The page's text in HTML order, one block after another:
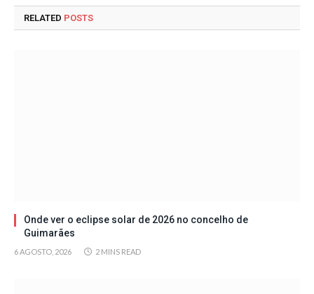
RELATED POSTS
Onde ver o eclipse solar de 2026 no concelho de
Guimarães
6 AGOSTO, 2026 2 MINS READ